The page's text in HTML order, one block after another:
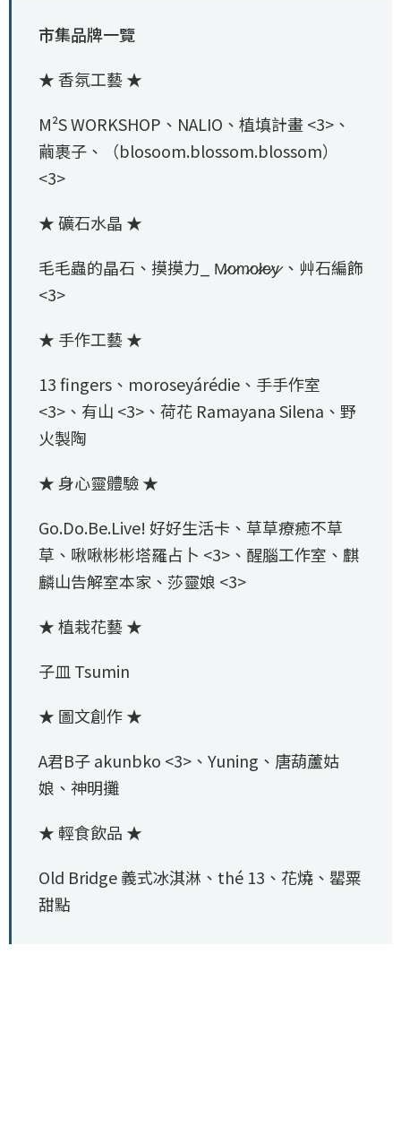
市集品牌一覽
★ 香氛工藝 ★
M²S WORKSHOP、NALIO、植填計畫 <3>、
繭裹子、（blosoom.blossom.blossom）
<3>
★ 礦石水晶 ★
毛毛蟲的晶石、摸摸力_ M̷o̷m̷o̷l̷e̷y̷ 、艸石編飾
<3>
★ 手作工藝 ★
13 fingers、moroseyárédie、手手作室
<3>、有山 <3>、荷花 Ramayana Silena、野
火製陶
★ 身心靈體驗 ★
Go.Do.Be.Live! 好好生活卡、草草療癒不草
草、啾啾彬彬塔羅占卜 <3>、醒腦工作室、麒
麟山告解室本家、莎靈娘 <3>
★ 植栽花藝 ★
子皿 Tsumin
★ 圖文創作 ★
A君B子 akunbko <3>、Yuning、唐葫蘆姑
娘、神明攤
★ 輕食飲品 ★
Old Bridge 義式冰淇淋、thé 13、花燒、罌粟
甜點